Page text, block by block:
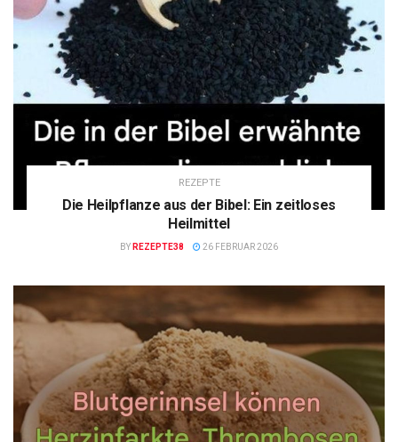
REZEPTE
Die Heilpflanze aus der Bibel: Ein zeitloses
Heilmittel
BY REZEPTE38 26 FEBRUAR 2026